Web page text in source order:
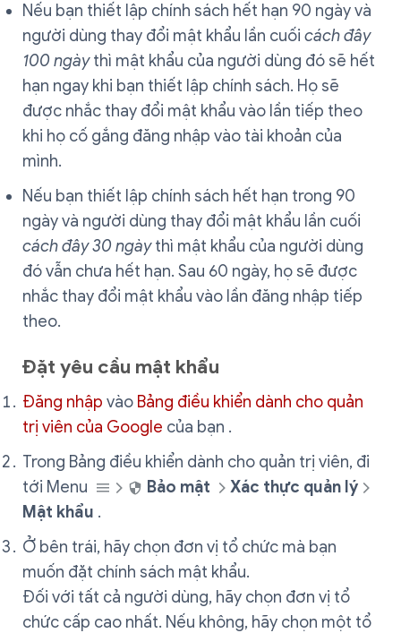
Nếu bạn thiết lập chính sách hết hạn 90 ngày và
người dùng thay đổi mật khẩu lần cuối cách đây
100 ngàythì mật khẩu của người dùng đó sẽ hết
hạn ngay khi bạn thiết lập chính sách. Họ sẽ
được nhắc thay đổi mật khẩu vào lần tiếp theo
khi họ cố gắng đăng nhập vào tài khoản của
mình.
Nếu bạn thiết lập chính sách hết hạn trong 90
ngày và người dùng thay đổi mật khẩu lần cuối
cách đây 30 ngàythì mật khẩu của người dùng
đó vẫn chưa hết hạn. Sau 60 ngày, họ sẽ được
nhắc thay đổi mật khẩu vào lần đăng nhập tiếp
theo.
Đặt yêu cầu mật khẩu
Đăng nhập vào Bảng điều khiển dành cho quản
trị viên của Google của bạn .
Trong Bảng điều khiển dành cho quản trị viên, đi
tới Menu
Bảo mật
Xác thực quản lý
Mật khẩu .
Ở bên trái, hãy chọn đơn vị tổ chức mà bạn
muốn đặt chính sách mật khẩu.
Đối với tất cả người dùng, hãy chọn đơn vị tổ
chức cấp cao nhất. Nếu không, hãy chọn một tổ